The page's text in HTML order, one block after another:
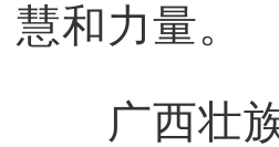
慧和力量。
广西壮族